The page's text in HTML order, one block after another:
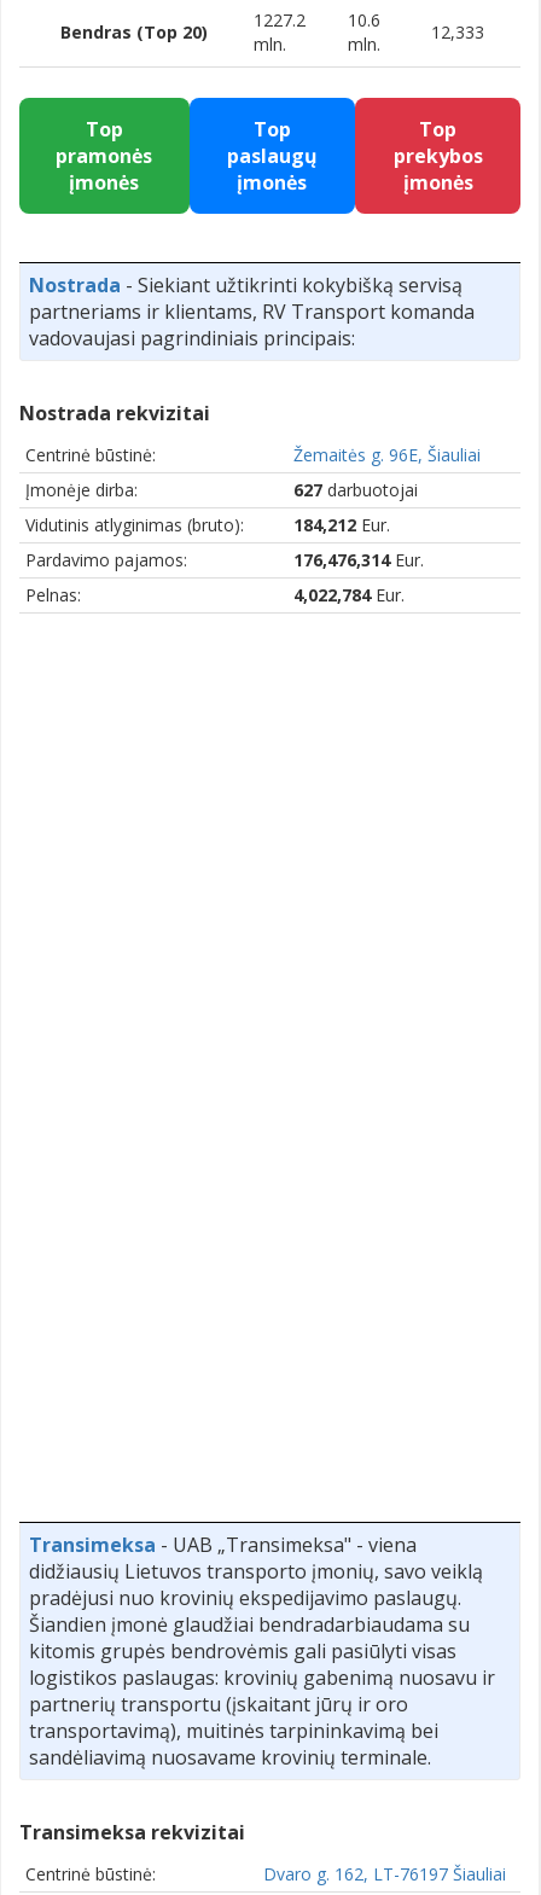
Bendras (Top 20)
1227.2
mln.
10.6
mln.
12,333
Top
pramonės
įmonės
Top
paslaugų
įmonės
Top
prekybos
įmonės
Nostrada - Siekiant užtikrinti kokybišką servisą
partneriams ir klientams, RV Transport komanda
vadovaujasi pagrindiniais principais:
Nostrada rekvizitai
Centrinė būstinė:
Žemaitės g. 96E, Šiauliai
Įmonėje dirba:
627 darbuotojai
Vidutinis atlyginimas (bruto):
184,212 Eur.
Pardavimo pajamos:
176,476,314Eur.
Pelnas:
4,022,784Eur.
Transimeksa - UAB „Transimeksa" - viena
didžiausių Lietuvos transporto įmonių, savo veiklą
pradėjusi nuo krovinių ekspedijavimo paslaugų.
Šiandien įmonė glaudžiai bendradarbiaudama su
kitomis grupės bendrovėmis gali pasiūlyti visas
logistikos paslaugas: krovinių gabenimą nuosavu ir
partnerių transportu (įskaitant jūrų ir oro
transportavimą), muitinės tarpininkavimą bei
sandėliavimą nuosavame krovinių terminale.
Transimeksa rekvizitai
Centrinė būstinė: Dvaro g. 162, LT-76197 Šiauliai